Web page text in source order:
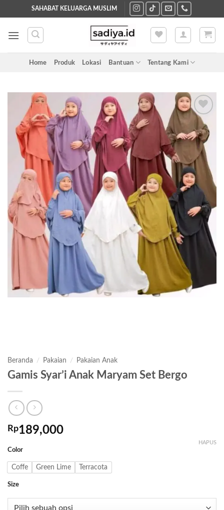
to
content
SAHABAT KELUARGA MUSLIM
Home Produk Lokasi Bantuan Tentang Kami
Add to
wishlist
Beranda / Pakaian / Pakaian Anak
Gamis Syar’i Anak Maryam Set Bergo
Rp189,000
Color
Coffe Green Lime Terracota
Size
HAPUS